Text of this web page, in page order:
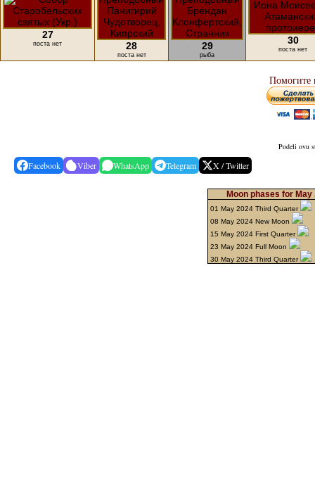
27
поста нет 28
поста нет
29
рыба
30
поста нет
Помогите
Podeli ovu
Facebook Viber WhatsApp Telegram X / Twitter
Moon phases for
01 May 2024 Third Quarter
08 May 2024 New Moon
15 May 2024 First Quarter
23 May 2024 Full Moon
30 May 2024 Third Quarter